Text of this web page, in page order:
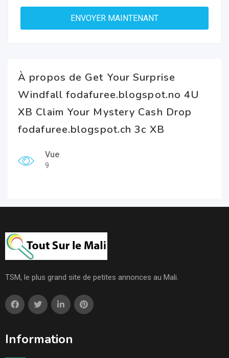
À propos de Get Your Surprise
Windfall fodafuree.blogspot.no 4U
XB Claim Your Mystery Cash Drop
fodafuree.blogspot.ch 3c XB
Vue
9
TSM, le plus grand site de petites annonces au Mali.
Information